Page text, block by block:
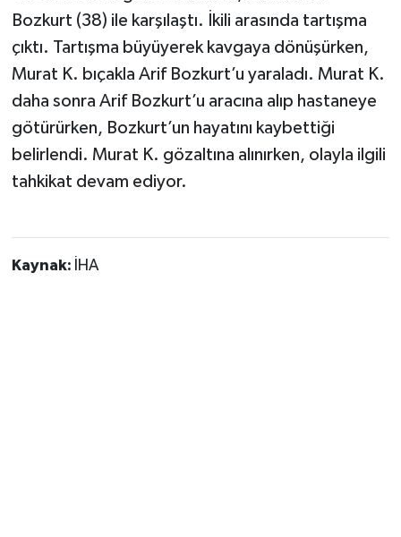
Bozkurt (38) ile karşılaştı. İkili arasında tartışma
çıktı. Tartışma büyüyerek kavgaya dönüşürken,
Murat K. bıçakla Arif Bozkurt’u yaraladı. Murat K.
daha sonra Arif Bozkurt’u aracına alıp hastaneye
götürürken, Bozkurt’un hayatını kaybettiği
belirlendi. Murat K. gözaltına alınırken, olayla ilgili
tahkikat devam ediyor.
Kaynak: İHA